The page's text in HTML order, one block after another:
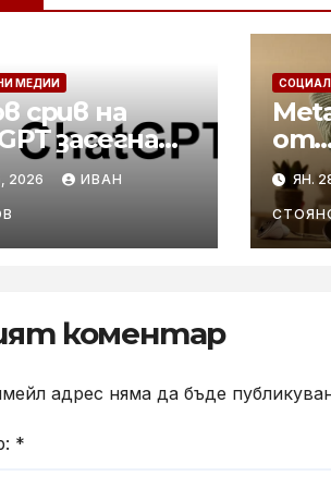
МЕДИИ
срив на
засегна
по
свят
2026 ИВАН
от
ЯН.
коментар
адрес няма да бъде
*